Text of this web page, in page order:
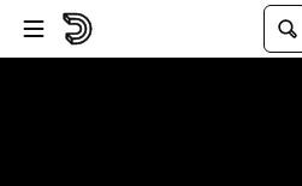
Saltar al reproductor
Saltar al contenido principal